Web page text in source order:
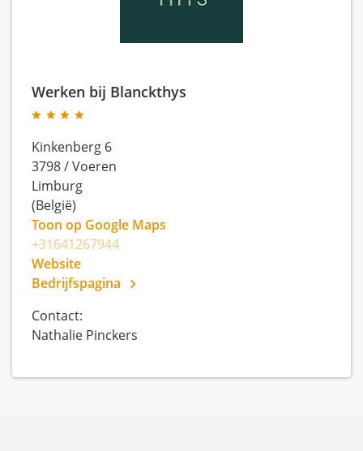
Werken bij Blanckthys
Kinkenberg 6
3798/Voeren
Limburg
(België)
Toon op Google Maps
+31641267944
Website
Bedrijfspagina
Contact:
Nathalie Pinckers